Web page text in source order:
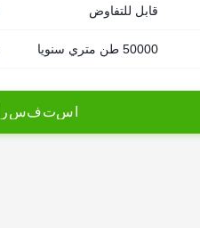
قابل للتفاوض
50000 طن متري سنويا
ستفسر